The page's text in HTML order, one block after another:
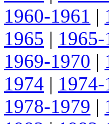
1960-1961 |
1965 |
1969-1970 |
1974 |
1978-1979 |